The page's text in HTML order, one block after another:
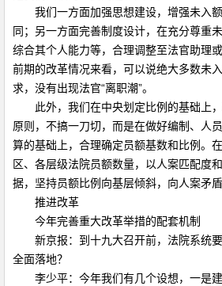
我们一方面加强思想建设，增强未入额
同；另一方面完善制度设计，在充分尊重
综合其个人能力等，合理调整至法官助理
前期的改革情况来看，可以说绝大多数未
求，没有出现法官“离职潮”。
此外，我们在中央划定比例的基础上，
原则，不搞一刀切，而是在做好编制、人
算的基础上，合理确定员额基数和比例。
区、各层级法院员额数量，以人案匹配度
据，坚持员额比例向基层倾斜，向人案矛
推进改革
今年完善重大改革举措的配套机制
新京报：到十九大召开前，法院系统要
全面落地？
李少平：今年我们有几个设想，一是建